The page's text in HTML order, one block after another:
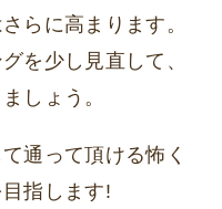
らに高まります。
を少し見直して、
しょう。
通って頂ける怖く
指します!